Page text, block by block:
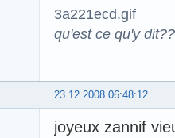
qu'est ce qu'y
23.12.2008 06:48:12
joyeux zannif